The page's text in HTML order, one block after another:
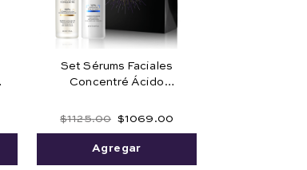
Set Sérums Faciales
Concentré Ácido
$1125.00 $1069 .00
Agregar